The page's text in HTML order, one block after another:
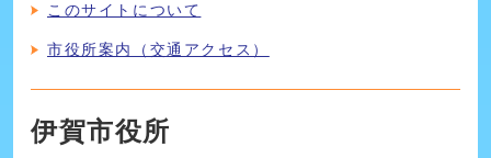
このサイトについて
市役所案内（交通アクセス）
伊賀市役所